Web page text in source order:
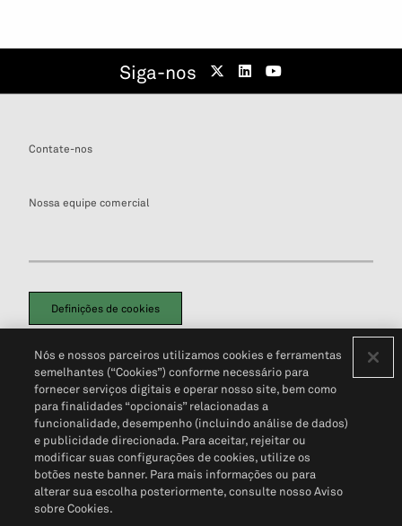
Siga-nos
Contate-nos
Nossa equipe comercial
Definições de cookies
Política de PrivacidadePortal de privacidade do cliente (em inglês)
Não Venda Minhas Informações Pessoais© 2026 S&P Global
Nós e nossos parceiros utilizamos cookies e ferramentas
semelhantes (“Cookies”) conforme necessário para
fornecer serviços digitais e operar nosso site, bem como
para finalidades “opcionais” relacionadas a
funcionalidade, desempenho (incluindo análise de dados)
e publicidade direcionada. Para aceitar, rejeitar ou
modificar suas configurações de cookies, utilize os
botões neste banner. Para mais informações ou para
alterar sua escolha posteriormente, consulte nosso Aviso
sobre Cookies.